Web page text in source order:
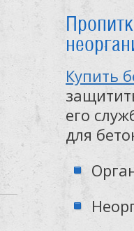
Купить
его
для